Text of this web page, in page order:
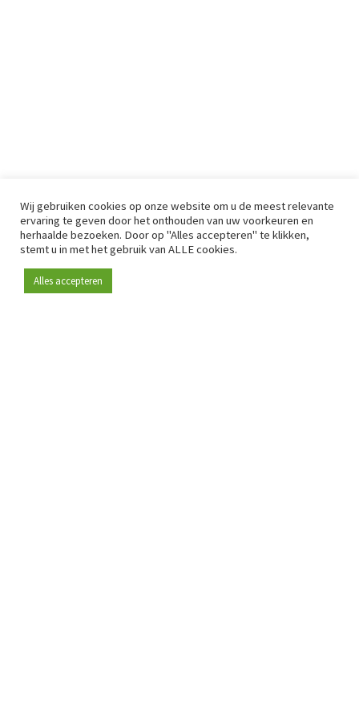
Wij gebruiken cookies op onze website om u de meest relevante
ervaring te geven door het onthouden van uw voorkeuren en
herhaalde bezoeken. Door op "Alles accepteren" te klikken,
stemt u in met het gebruik van ALLE cookies.
Alles accepteren